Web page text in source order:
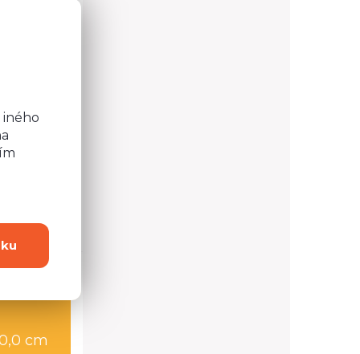
cm
iného